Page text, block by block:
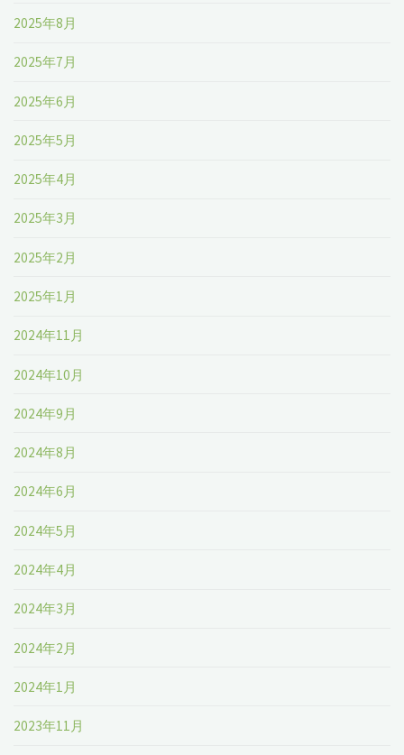
2025年8月
2025年7月
2025年6月
2025年5月
2025年4月
2025年3月
2025年2月
2025年1月
2024年11月
2024年10月
2024年9月
2024年8月
2024年6月
2024年5月
2024年4月
2024年3月
2024年2月
2024年1月
2023年11月